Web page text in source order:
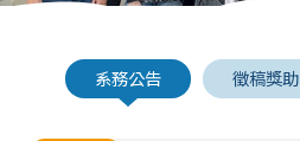
系務公告 徵稿獎助